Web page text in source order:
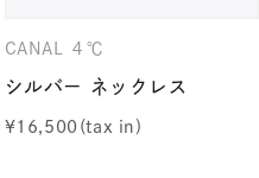
CANAL ４℃
シルバー ネックレス
¥16,500